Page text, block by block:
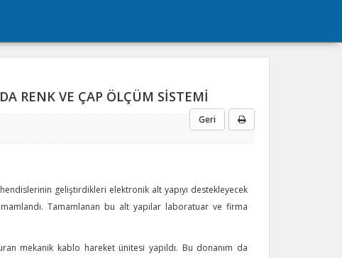
RENK VE ÇAP ÖLÇÜM SİSTEMİ
Geri
geliştirdikleri elektronik alt yapıyı destekleyecek
Tamamlanan bu alt yapılar laboratuar ve firma
mekanik kablo hareket ünitesi yapıldı. Bu donanım da